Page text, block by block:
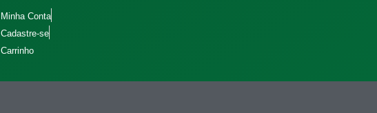
Minha Conta
Cadastre-se
Carrinho